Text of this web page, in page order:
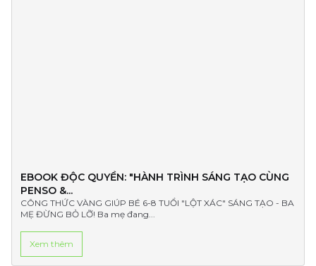
EBOOK ĐỘC QUYỀN: "HÀNH TRÌNH SÁNG TẠO CÙNG
PENSO &...
CÔNG THỨC VÀNG GIÚP BÉ 6-8 TUỔI "LỘT XÁC" SÁNG TẠO - BA
MẸ ĐỪNG BỎ LỠ! Ba mẹ đang...
Xem thêm